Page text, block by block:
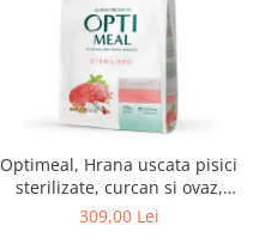
Optimeal, Hrana uscata pisici
sterilizate, curcan si ovaz,
10kg
309,00 Lei